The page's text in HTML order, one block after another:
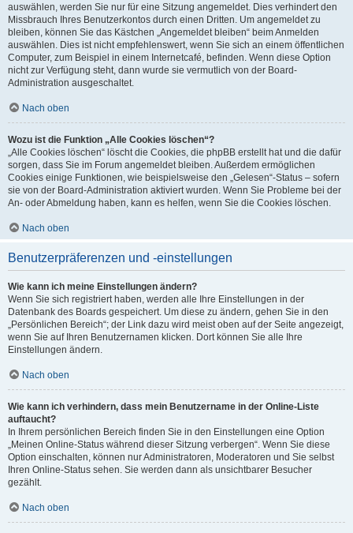
auswählen, werden Sie nur für eine Sitzung angemeldet. Dies verhindert den
Missbrauch Ihres Benutzerkontos durch einen Dritten. Um angemeldet zu
bleiben, können Sie das Kästchen „Angemeldet bleiben“ beim Anmelden
auswählen. Dies ist nicht empfehlenswert, wenn Sie sich an einem öffentlichen
Computer, zum Beispiel in einem Internetcafé, befinden. Wenn diese Option
nicht zur Verfügung steht, dann wurde sie vermutlich von der Board-
Administration ausgeschaltet.
Nach oben
Wozu ist die Funktion „Alle Cookies löschen“?
„Alle Cookies löschen“ löscht die Cookies, die phpBB erstellt hat und die dafür
sorgen, dass Sie im Forum angemeldet bleiben. Außerdem ermöglichen
Cookies einige Funktionen, wie beispielsweise den „Gelesen“-Status – sofern
sie von der Board-Administration aktiviert wurden. Wenn Sie Probleme bei der
An- oder Abmeldung haben, kann es helfen, wenn Sie die Cookies löschen.
Nach oben
Benutzerpräferenzen und -einstellungen
Wie kann ich meine Einstellungen ändern?
Wenn Sie sich registriert haben, werden alle Ihre Einstellungen in der
Datenbank des Boards gespeichert. Um diese zu ändern, gehen Sie in den
„Persönlichen Bereich“; der Link dazu wird meist oben auf der Seite angezeigt,
wenn Sie auf Ihren Benutzernamen klicken. Dort können Sie alle Ihre
Einstellungen ändern.
Nach oben
Wie kann ich verhindern, dass mein Benutzername in der Online-Liste
auftaucht?
In Ihrem persönlichen Bereich finden Sie in den Einstellungen eine Option
„Meinen Online-Status während dieser Sitzung verbergen“. Wenn Sie diese
Option einschalten, können nur Administratoren, Moderatoren und Sie selbst
Ihren Online-Status sehen. Sie werden dann als unsichtbarer Besucher
gezählt.
Nach oben